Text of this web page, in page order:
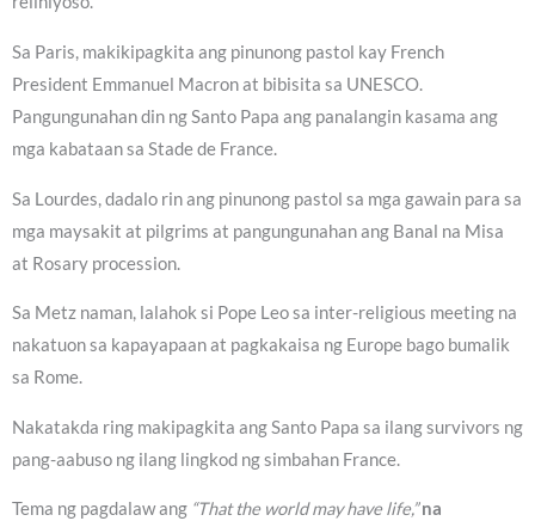
Sa Paris, makikipagkita ang pinunong pastol kay French
President Emmanuel Macron at bibisita sa UNESCO.
Pangungunahan din ng Santo Papa ang panalangin kasama ang
mga kabataan sa Stade de France.
Sa Lourdes, dadalo rin ang pinunong pastol sa mga gawain para sa
mga maysakit at pilgrims at pangungunahan ang Banal na Misa
at Rosary procession.
Sa Metz naman, lalahok si Pope Leo sa inter-religious meeting na
nakatuon sa kapayapaan at pagkakaisa ng Europe bago bumalik
sa Rome.
Nakatakda ring makipagkita ang Santo Papa sa ilang survivors ng
pang-aabuso ng ilang lingkod ng simbahan France.
Tema ng pagdalaw ang “That the world may have life,”na